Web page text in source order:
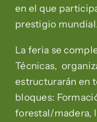
en el que
prestigio
La feria se
Técnicas,
estructurarán en
bloques:
forestal/madera,